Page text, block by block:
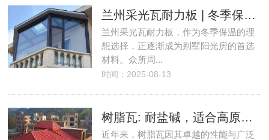
兰州采光瓦耐力板 | 冬季保温不滴水，别墅阳光房首选！
兰州采光瓦耐力板，作为冬季保温的理
想选择，正逐渐成为别墅阳光房的首选
材料。众所周...
时间：2025-08-13
树脂瓦: 耐盐碱，适合高原气候、农牧区、景区使用!
近年来，树脂瓦因其卓越的性能与广泛